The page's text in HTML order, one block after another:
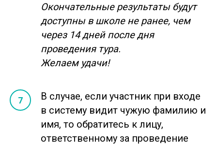
Окончательные результаты будут
доступны в школе не ранее, чем
через 14 дней после дня
проведения тура.
Желаем удачи!
В случае, если участник при входе
в систему видит чужую фамилию и
имя, то обратитесь к лицу,
ответственному за проведение